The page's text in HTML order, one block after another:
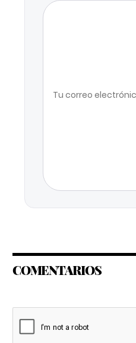
COMENTARIOS